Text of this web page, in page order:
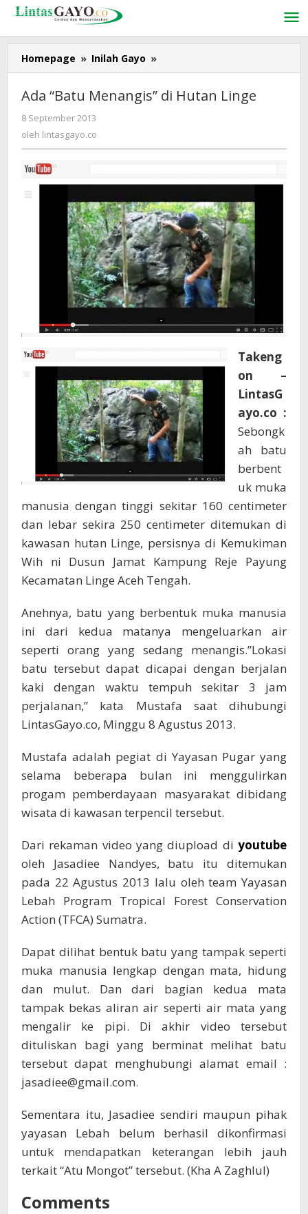
Lewati
konten
Homepage » Inilah Gayo »
"Batu
Menangis"
di
Ada “Batu Menangis” di Hutan Linge
8 September 2013
oleh lintasgayo.co
Takeng
on –
LintasG
ayo.co :
Sebongk
ah batu
berbent
uk muka
manusia dengan tinggi sekitar 160 centimeter
dan lebar sekira 250 centimeter ditemukan di
kawasan hutan Linge, persisnya di Kemukiman
Wih ni Dusun Jamat Kampung Reje Payung
Kecamatan Linge Aceh Tengah.
Anehnya, batu yang berbentuk muka manusia
ini dari kedua matanya mengeluarkan air
seperti orang yang sedang menangis.”Lokasi
batu tersebut dapat dicapai dengan berjalan
kaki dengan waktu tempuh sekitar 3 jam
perjalanan,” kata Mustafa saat dihubungi
LintasGayo.co, Minggu 8 Agustus 2013.
Mustafa adalah pegiat di Yayasan Pugar yang
selama beberapa bulan ini menggulirkan
progam pemberdayaan masyarakat dibidang
wisata di kawasan terpencil tersebut.
Dari rekaman video yang diupload di youtube
oleh Jasadiee Nandyes, batu itu ditemukan
pada 22 Agustus 2013 lalu oleh team Yayasan
Lebah Program Tropical Forest Conservation
Action (TFCA) Sumatra.
Dapat dilihat bentuk batu yang tampak seperti
muka manusia lengkap dengan mata, hidung
dan mulut. Dan dari bagian kedua mata
tampak bekas aliran air seperti air mata yang
mengalir ke pipi. Di akhir video tersebut
dituliskan bagi yang berminat melihat batu
tersebut dapat menghubungi alamat email :
jasadiee@gmail.com.
Sementara itu, Jasadiee sendiri maupun pihak
yayasan Lebah belum berhasil dikonfirmasi
untuk mendapatkan keterangan lebih jauh
terkait “Atu Mongot” tersebut. (Kha A Zaghlul)
Comments